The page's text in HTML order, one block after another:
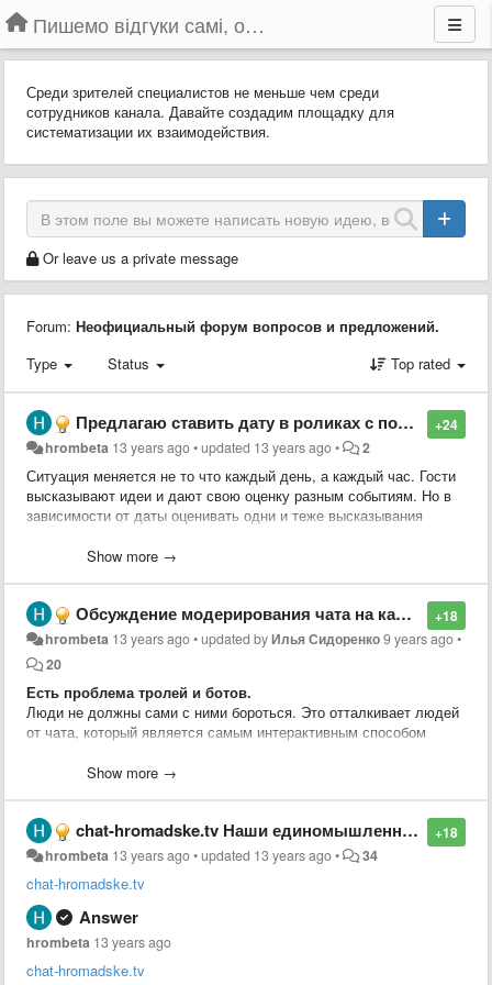
Пишемо відгуки самі, обговорюємо інші ідеї та пропозиції до Громадського Телебачення
Среди зрителей специалистов не меньше чем среди
сотрудников канала. Давайте создадим площадку для
систематизации их взаимодействия.
Or leave us a private message
Forum: Неофициальный форум вопросов и предложений.
Type
Status Top rated
+24
Предлагаю ставить дату в роликах с пометкой "повтор"
hrombeta 13 years ago•updated 13 years ago• 2
Ситуация меняется не то что каждый день, а каждый час. Гости
высказывают идеи и дают свою оценку разным событиям. Но в
зависимости от даты оценивать одни и теже высказывания
Show more →
+18
Обсуждение модерирования чата на канале youtube.
hrombeta 13 years ago•updated byИлья Сидоренко9 years ago•
20
Есть проблема тролей и ботов.
Люди не должны сами с ними бороться. Это отталкивает людей
от чата, который является самым интерактивным способом
того иммено его состояниеоказывает значительное влияние на
Троли и боты пытаются "розсеять толпу".
Розсеим их первыми!
Со своей стороны пердлагаю организацию площадки, которая на
основе IT сообщества объединит волонтёров готовых
самоорганизоваться и оказать посильную
помощь(hromadsketvbeta.userecho.com
дневных эфиров на отдельные ролики до разноплановой IT
Show more →
+18
chat-hromadske.tv Наши единомышленники. Рекомендую!
hrombeta 13 years ago•updated 13 years ago• 34
chat-hromadske.tv
Answer
hrombeta 13 years ago
chat-hromadske.tv